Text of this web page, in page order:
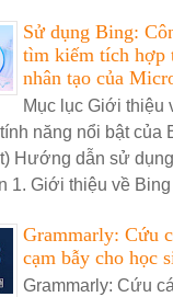
Sử dụng Bing:
tìm kiếm tích hợp
nhân tạo của
Mục lục Giới thiệu
năng nổi bật của
Hướng dẫn sử dụng
1. Giới thiệu về Bing
Grammarly: Cứu
cạm bẫy cho học
Grammarly: Cứu